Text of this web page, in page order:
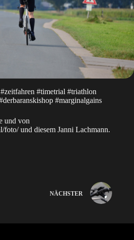
#timetrial #triathlon
#marginalgains
und von
foto/und diesem Janni Lachmann.
NÄCHSTER